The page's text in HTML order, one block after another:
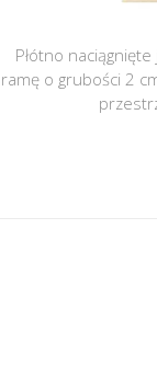
Płótno
ramę o grubości 2